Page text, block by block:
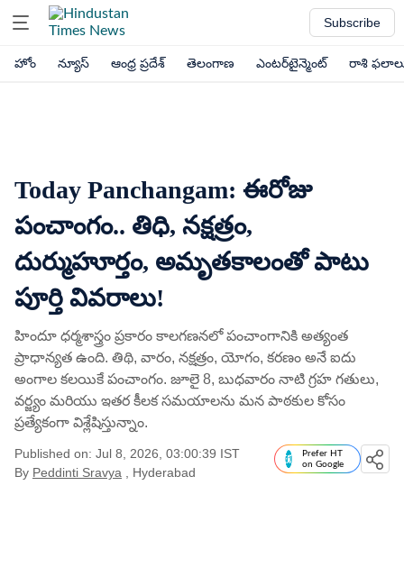
Subscribe
హోం న్యూస్ ఆంధ్ర ప్రదేశ్ తెలంగాణ ఎంటర్‌టైన్మెంట్ రాశి
Today Panchangam: ఈరోజు
పంచాంగం.. తిధి, నక్షత్రం,
దుర్ముహూర్తం, అమృతకాలంతో పాటు
పూర్తి వివరాలు!
హిందూ ధర్మశాస్త్రం ప్రకారం కాలగణనలో పంచాంగానికి అత్యంత
ప్రాధాన్యత ఉంది. తిథి, వారం, నక్షత్రం, యోగం, కరణం అనే ఐదు
అంగాల కలయికే పంచాంగం. జూలై 8, బుధవారం నాటి గ్రహ గతులు,
వర్జ్యం మరియు ఇతర కీలక సమయాలను మన పాఠకుల కోసం
ప్రత్యేకంగా విశ్లేషిస్తున్నాం.
Published on: Jul 8, 2026, 03:00:39 IST
By Peddinti Sravya , Hyderabad
Prefer HT
on Google